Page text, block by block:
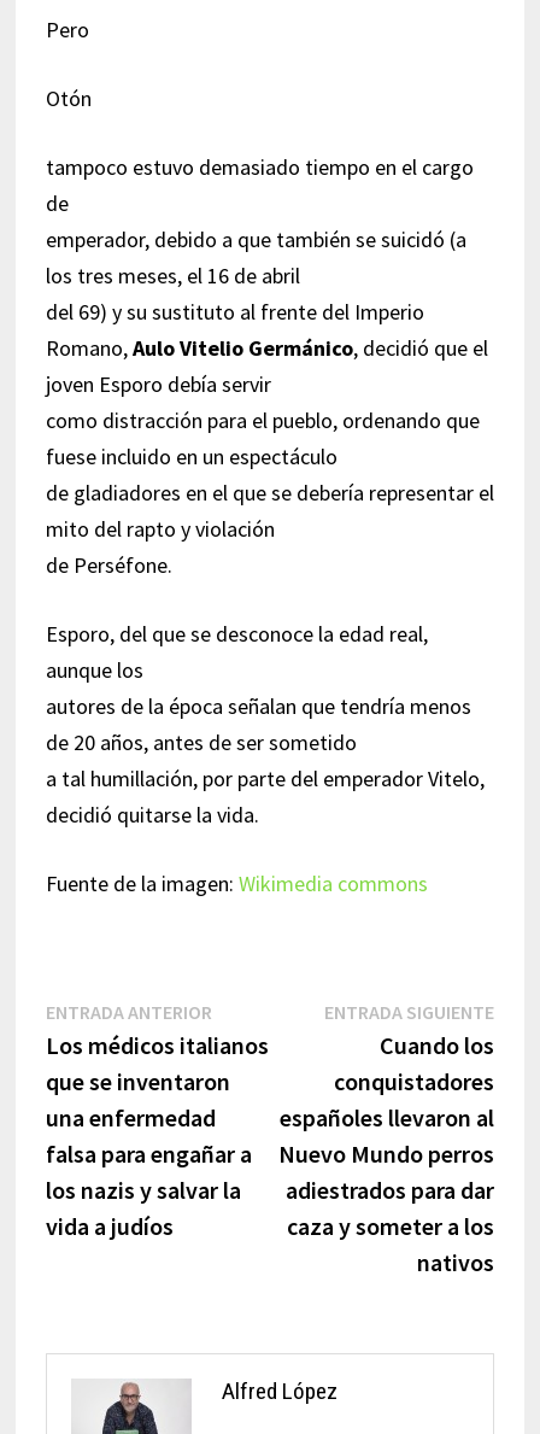
Pero
Otón
tampoco estuvo demasiado tiempo en el cargo
de
emperador, debido a que también se suicidó (a
los tres meses, el 16 de abril
del 69) y su sustituto al frente del Imperio
Romano,Aulo Vitelio Germánico, decidió que el
joven Esporo debía servir
como distracción para el pueblo, ordenando que
fuese incluido en un espectáculo
de gladiadores en el que se debería representar el
mito del rapto y violación
de Perséfone.
Esporo, del que se desconoce la edad real,
aunque los
autores de la época señalan que tendría menos
de 20 años, antes de ser sometido
a tal humillación, por parte del emperador Vitelo,
decidió quitarse la vida.
Fuente de la imagen: Wikimedia commons
Navegación
de
entradas
ENTRADA ANTERIOREntrada
anterior:
Los médicos italianos
que se inventaron
una enfermedad
falsa para engañar a
los nazis y salvar la
vida a judíos
ENTRADA SIGUIENTE
Cuando los
conquistadores
españoles llevaron al
Nuevo Mundo perros
adiestrados para dar
caza y someter a los
nativos
Alfred López